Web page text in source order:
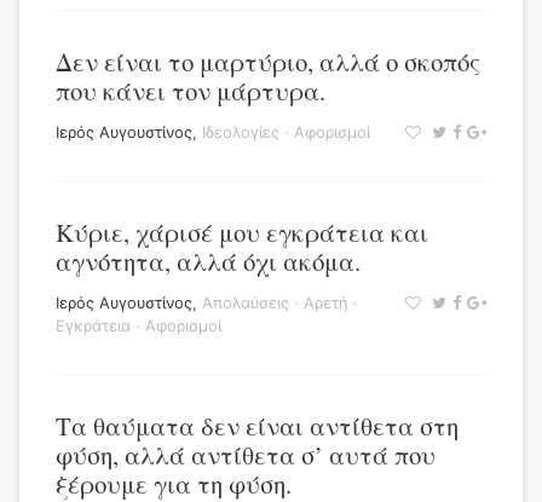
Δεν είναι το μαρτύριο, αλλά ο σκοπός
που κάνει τον μάρτυρα.
Ιερός Αυγουστίνος, Ιδεολογίες · Αφορισμοί
Κύριε, χάρισέ μου εγκράτεια και
αγνότητα, αλλά όχι ακόμα.
Ιερός Αυγουστίνος, Απολαύσεις · Αρετή ·
Εγκράτεια · Αφορισμοί
Τα θαύματα δεν είναι αντίθετα στη
φύση, αλλά αντίθετα σ’ αυτά που
ξέρουμε για τη φύση.